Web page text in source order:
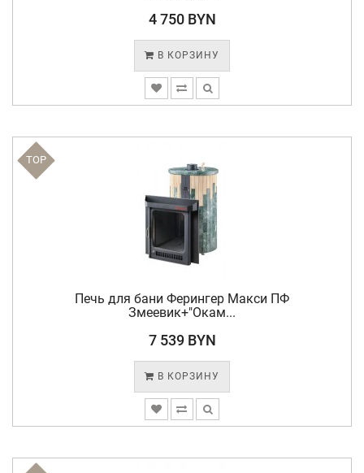
4 750 BYN
В КОРЗИНУ
TOP
Печь для бани Ферингер Макси ПФ
Змеевик+"Окам...
7 539 BYN
В КОРЗИНУ